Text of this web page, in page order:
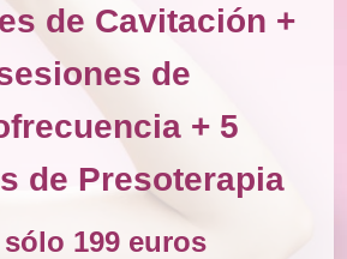
de Cavitación +
de
+ 5
de Presoterapia
199 euros